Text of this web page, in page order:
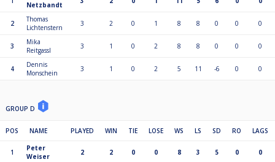
Netzbandt
2
Thomas
Lichtenstern
3 2 0 1 8 8 0 0 0
3
Mika
Reitgassl
3 1 0 2 8 8 0 0 0
4
Dennis
Monschein
3 1 0 2 5 11 -6 0 0
GROUP D
POS NAME PLAYED WIN TIE LOSE WS LS SD RO LAGS
1
Peter
Weiser
2 2 0 0 8 3 5 0 0